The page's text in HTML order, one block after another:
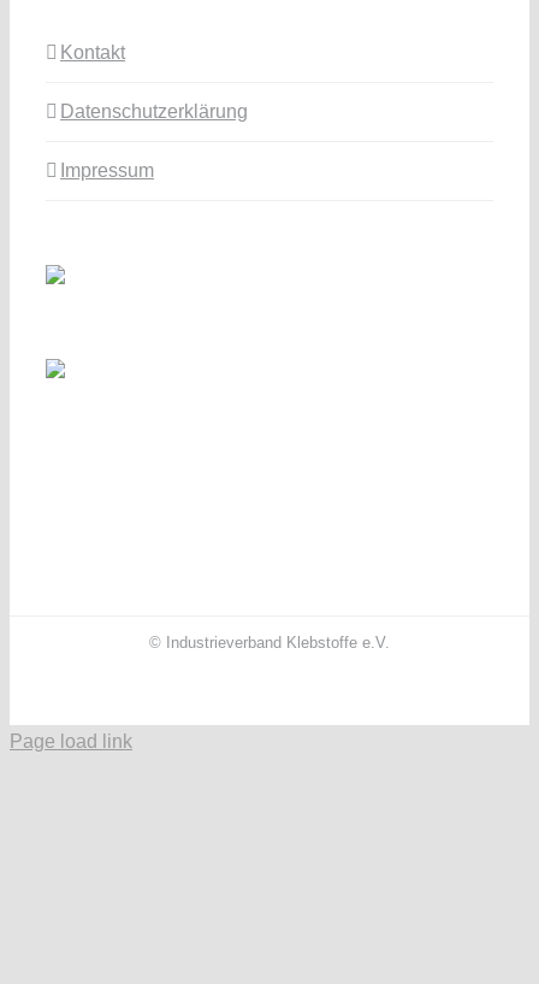
Kontakt
Datenschutzerklärung
Impressum
© Industrieverband Klebstoffe e.V.
Page load link